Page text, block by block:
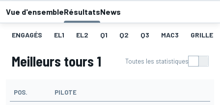
Vue d'ensembleRésultatsNews
ENGAGÉS EL1 EL2 Q1 Q2 Q3 MAC3 GRILLE
Meilleurs tours 1 Toutes les statistiques
POS. PILOTE